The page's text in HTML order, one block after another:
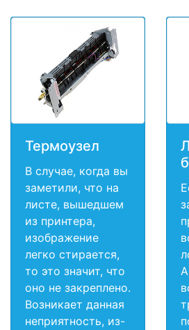
Термоузел
В случае, когда вы
заметили, что на
листе, вышедшем
из принтера,
изображение
легко стирается,
то это значит, что
оно не закреплено.
Возникает данная
неприятность, из-